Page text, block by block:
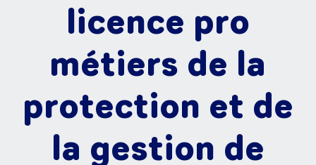
licence pro
métiers de la
protection et de
la gestion de